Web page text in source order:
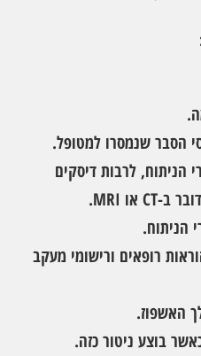
הסבר שנמסרו למטופל.
הניתוח, לרבות דיסקים
הניתוח.
רופאים ורישומי מעקב
האשפוז.
בוצע ניטור כזה.